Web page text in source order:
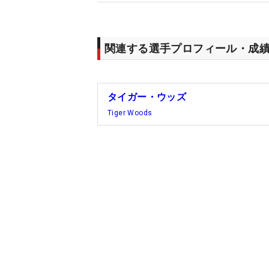
関連する選手プロフィール・成
タイガー・ウッズ
Tiger Woods